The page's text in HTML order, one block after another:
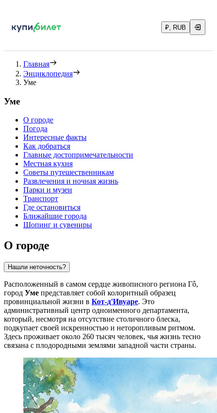
₽, RUB
Главная
Энциклопедия
Уме
Уме
О городе
Погода
Интересные факты
Как добраться
Главные достопримечательности
Местная кухня
Советы путешественникам
Развлечения и ночная жизнь
Парки и музеи
Транспорт
Где остановиться
Ближайшие города
Шопинг и сувениры
О городе
Нашли неточность?
Расположенный в самом сердце живописного региона Гô,
город Уме представляет собой колоритный образец
провинциальной жизни в Кот-д'Ивуаре. Это
административный центр одноименного департамента,
который, несмотря на отсутствие столичного блеска,
подкупает своей искренностью и неторопливым ритмом.
Здесь проживает около 260 тысяч человек, чья жизнь тесно
связана с плодородными землями западной части страны.